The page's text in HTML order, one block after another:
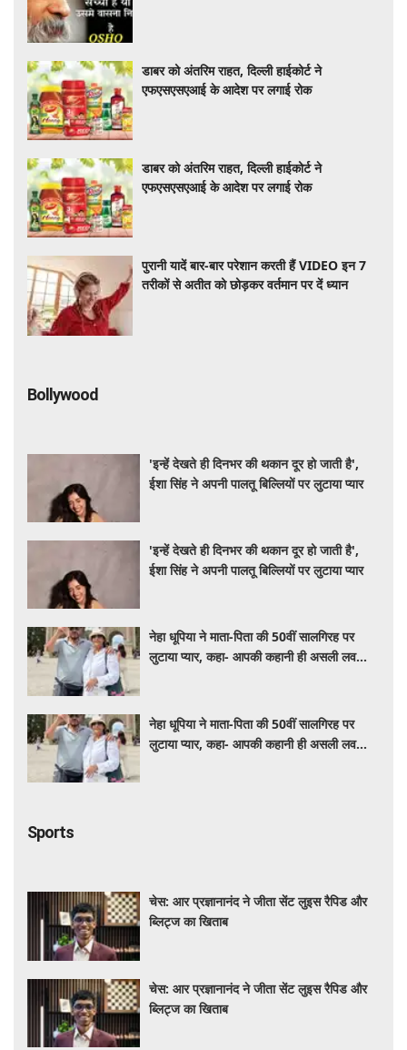
डाबर को अंतरिम राहत, दिल्ली हाईकोर्ट ने
एफएसएसएआई के आदेश पर लगाई रोक
डाबर को अंतरिम राहत, दिल्ली हाईकोर्ट ने
एफएसएसएआई के आदेश पर लगाई रोक
पुरानी यादें बार-बार परेशान करती हैं VIDEO इन 7
तरीकों से अतीत को छोड़कर वर्तमान पर दें ध्यान
Bollywood
'इन्हें देखते ही दिनभर की थकान दूर हो जाती है',
ईशा सिंह ने अपनी पालतू बिल्लियों पर लुटाया प्यार
'इन्हें देखते ही दिनभर की थकान दूर हो जाती है',
ईशा सिंह ने अपनी पालतू बिल्लियों पर लुटाया प्यार
नेहा धूपिया ने माता-पिता की 50वीं सालगिरह पर
लुटाया प्यार, कहा- आपकी कहानी ही असली लव
नेहा धूपिया ने माता-पिता की 50वीं सालगिरह पर
लुटाया प्यार, कहा- आपकी कहानी ही असली लव
Sports
चेस: आर प्रज्ञानानंद ने जीता सेंट लुइस रैपिड और
ब्लिट्ज का खिताब
चेस: आर प्रज्ञानानंद ने जीता सेंट लुइस रैपिड और
ब्लिट्ज का खिताब